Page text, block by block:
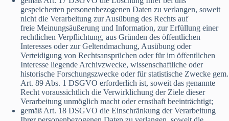
gespeicherten personenbezogenen Daten zu verlangen, soweit
nicht die Verarbeitung zur Ausübung des Rechts auf
freie Meinungsäußerung und Information, zur Erfüllung einer
rechtlichen Verpflichtung, aus Gründen des öffentlichen
Interesses oder zur Geltendmachung, Ausübung oder
Verteidigung von Rechtsansprüchen oder für im öffentlichen
Interesse liegende Archivzwecke, wissenschaftliche oder
historische Forschungszwecke oder für statistische Zwecke gem.
Art. 89 Abs. 1 DSGVO erforderlich ist, soweit das genannte
Recht voraussichtlich die Verwirklichung der Ziele dieser
Verarbeitung unmöglich macht oder ernsthaft beeinträchtigt;
gemäß Art. 18 DSGVO die Einschränkung der Verarbeitung